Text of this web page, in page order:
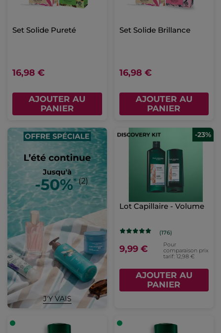
Set Solide Pureté
16,98 €
AJOUTER AU
PANIER
Set Solide Brillance
16,98 €
AJOUTER AU
PANIER
-23%
Lot Capillaire - Volume
(176)
9,99 €
Pour
comparaison prix
tarif: 12,98 €
AJOUTER AU
PANIER